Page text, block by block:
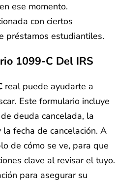
ese momento.
con ciertos
préstamos estudiantiles.
1099-C Del IRS
real puede ayudarte a
Este formulario incluye
deuda cancelada, la
fecha de cancelación. A
de cómo se ve, para que
clave al revisar el tuyo.
para asegurar su